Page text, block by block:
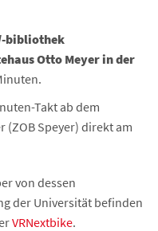
bibliothek
Otto Meyer in der
Takt ab dem
(ZOB Speyer) direkt am
von dessen
der Universität befinden
VRNextbike.